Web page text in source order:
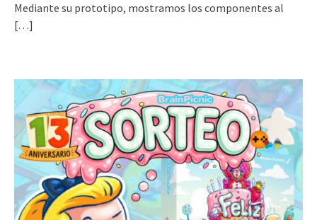
Mediante su prototipo, mostramos los componentes al
[…]